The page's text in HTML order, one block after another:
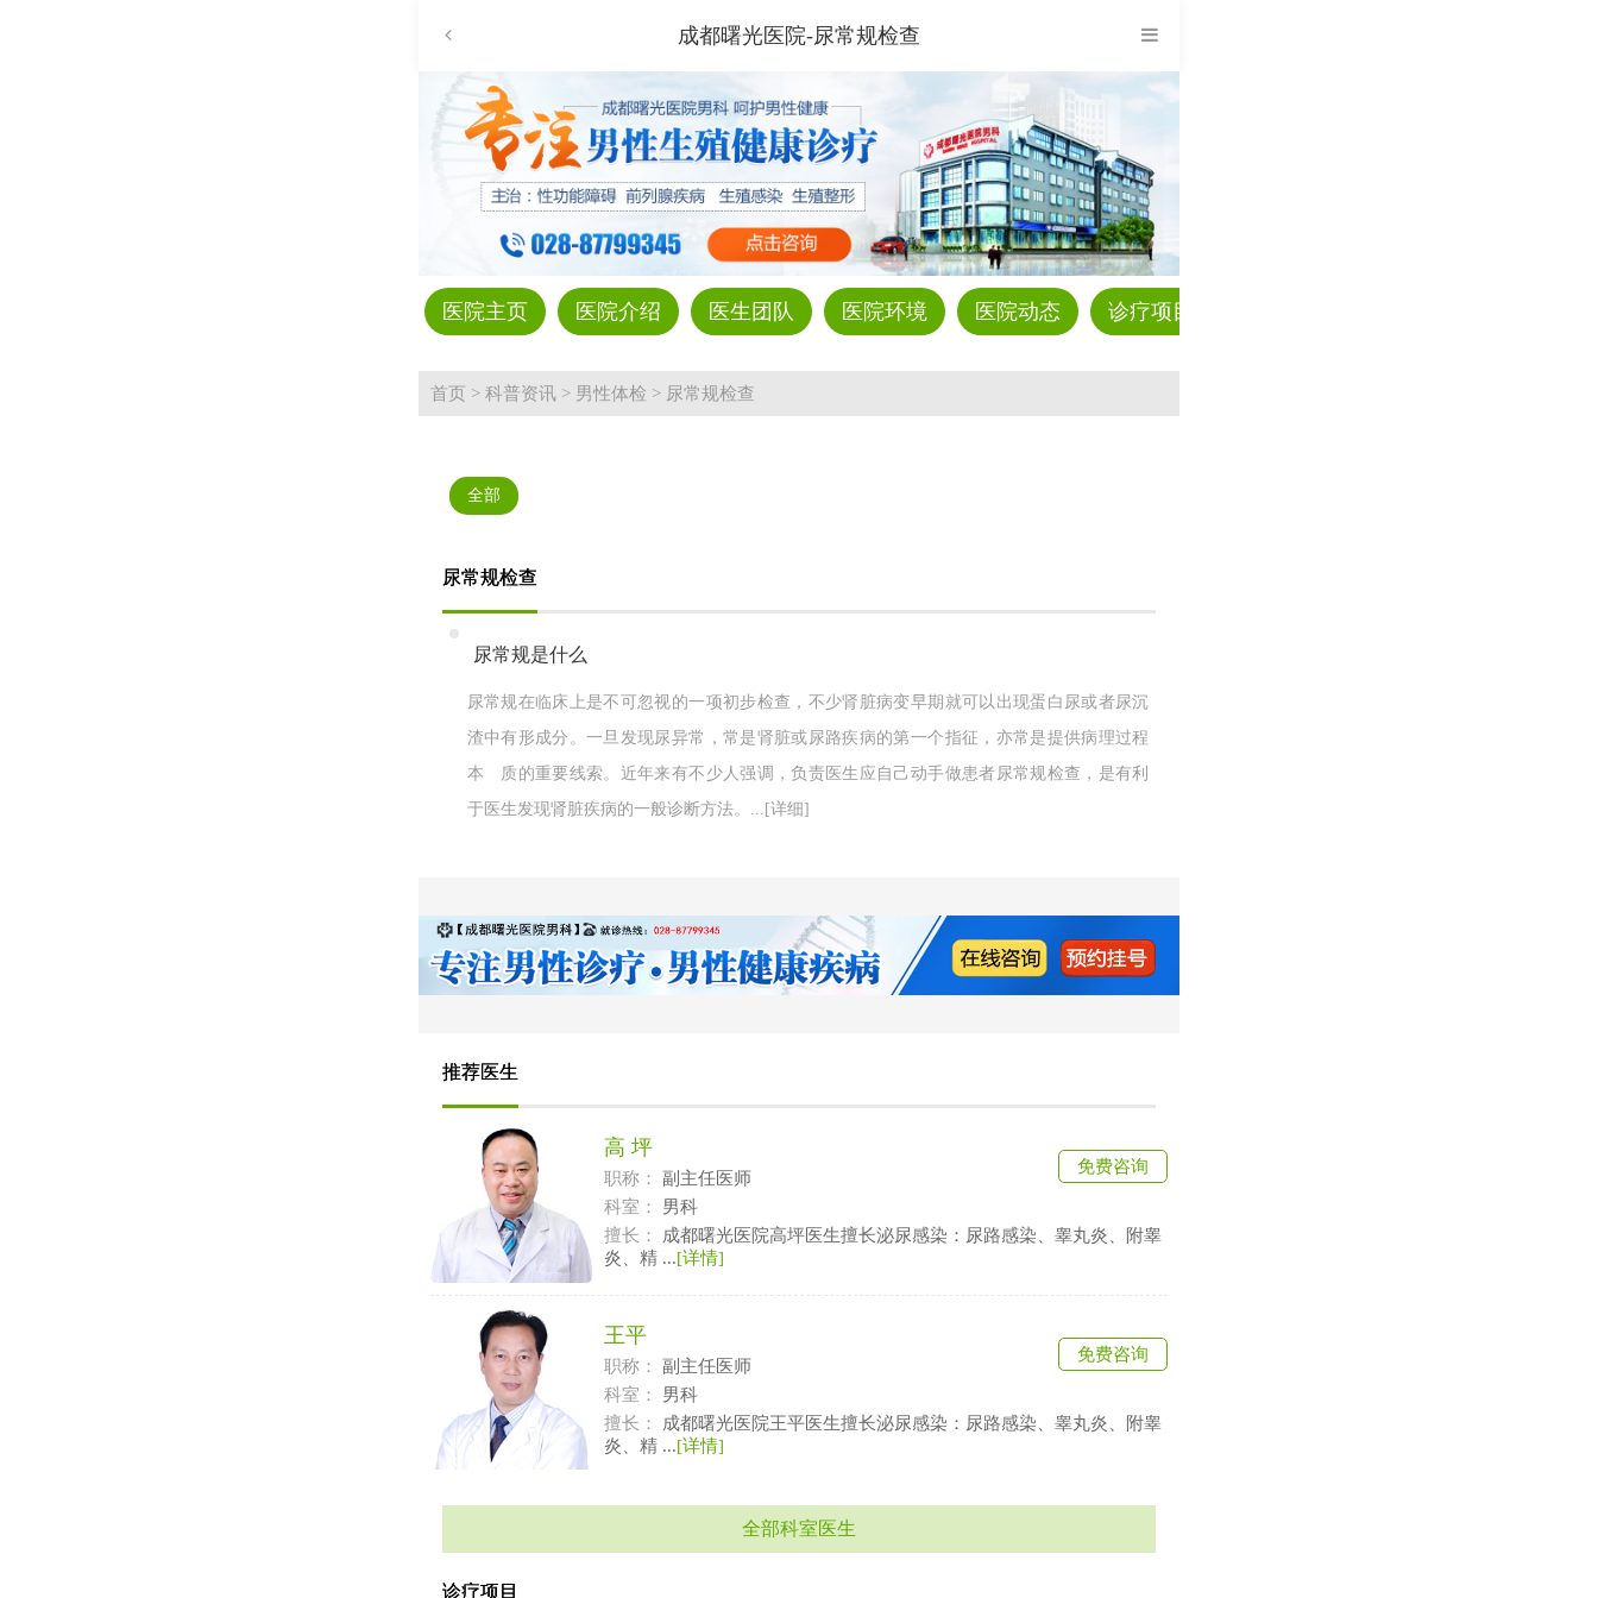
成都曙光医院-尿常规检查
医院主页 医院介绍 医生团队 医院环境 医院动态 诊疗项目
首页 > 科普资讯 > 男性体检 > 尿常规检查
全部
尿常规检查
尿常规是什么
尿常规在临床上是不可忽视的一项初步检查，不少肾脏病变早期就可以出现蛋白尿或者尿沉
渣中有形成分。一旦发现尿异常，常是肾脏或尿路疾病的第一个指征，亦常是提供病理过程
本 质的重要线索。近年来有不少人强调，负责医生应自己动手做患者尿常规检查，是有利
于医生发现肾脏疾病的一般诊断方法。... [详细]
推荐医生
高 坪
职称：
副主任医师
科室：
男科
擅长：
成都曙光医院高坪医生擅长泌尿感染：尿路感染、睾丸炎、附睾
炎、精 ...[详情]
免费咨询
王平
职称：
副主任医师
科室：
男科
擅长：
成都曙光医院王平医生擅长泌尿感染：尿路感染、睾丸炎、附睾
炎、精 ...[详情]
免费咨询
全部科室医生
诊疗项目